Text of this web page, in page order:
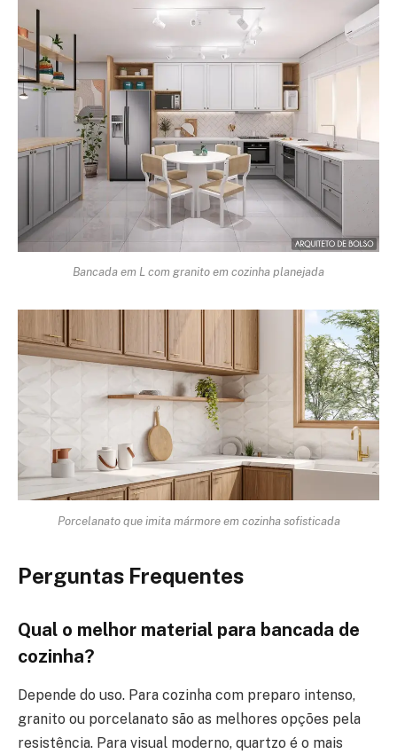
Bancada em L com granito em cozinha planejada
Porcelanato que imita mármore em cozinha sofisticada
Perguntas Frequentes
Qual o melhor material para bancada de
cozinha?
Depende do uso. Para cozinha com preparo intenso,
granito ou porcelanato são as melhores opções pela
resistência. Para visual moderno, quartzo é o mais